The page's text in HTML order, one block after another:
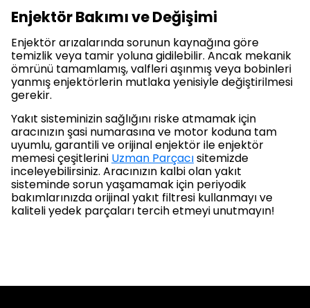
Enjektör Bakımı ve Değişimi
Enjektör arızalarında sorunun kaynağına göre
temizlik veya tamir yoluna gidilebilir. Ancak mekanik
ömrünü tamamlamış, valfleri aşınmış veya bobinleri
yanmış enjektörlerin mutlaka yenisiyle değiştirilmesi
gerekir.
Yakıt sisteminizin sağlığını riske atmamak için
aracınızın şasi numarasına ve motor koduna tam
uyumlu, garantili ve orijinal enjektör ile enjektör
memesi çeşitlerini Uzman Parçacısitemizde
inceleyebilirsiniz. Aracınızın kalbi olan yakıt
sisteminde sorun yaşamamak için periyodik
bakımlarınızda orijinal yakıt filtresi kullanmayı ve
kaliteli yedek parçaları tercih etmeyi unutmayın!